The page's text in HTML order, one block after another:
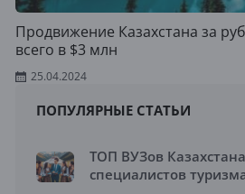
Продвижение Казахстана за
всего в $3 млн
25.04.2024
ПОПУЛЯРНЫЕ СТАТЬИ
ТОП ВУЗов
специалистов